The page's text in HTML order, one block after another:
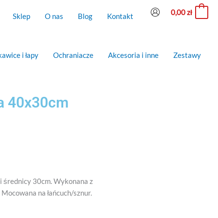
Sklep O nas Blog Kontakt 0,00zł
i łapy Ochraniacze Akcesoria i inne Zestawy
40x30cm
średnicy 30cm. Wykonana z
na łańcuch/sznur.